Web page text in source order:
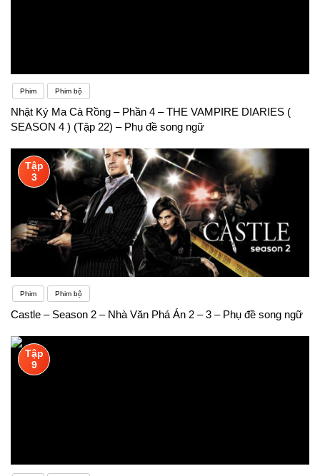
Phim Phim bộ
Nhật Ký Ma Cà Rồng – Phần 4 – THE VAMPIRE DIARIES (
SEASON 4 ) (Tập 22) – Phụ đề song ngữ
Tập
3
Phim Phim bộ
Castle – Season 2 – Nhà Văn Phá Án 2 – 3 – Phụ đề song ngữ
Tập
9